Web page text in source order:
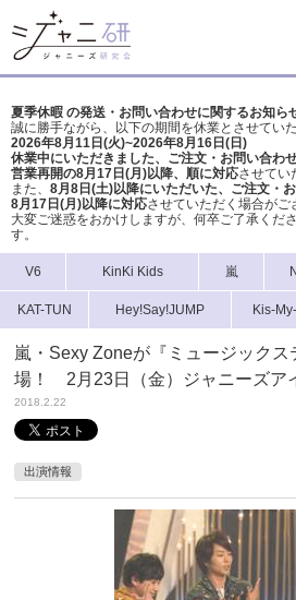
夏季休暇 の発送・お問い合わせに関するお知ら
誠に勝手ながら、以下の期間を休業とさせていた
2026年8月11日(火)~2026年8月16日(日)
休業中にいただきました、ご注文・お問い合わ
営業再開の8月17日(月)以降、順に対応させてい
また、 8月8日(土)以降にいただいた、ご注文・
8月17日(月)以降に対応させていただく場合がご
大変ご迷惑をおかけしますが、 何卒ご了承くだ
す。
V6 KinKi Kids 嵐
KAT-TUN Hey!Say!JUMP Kis-
嵐・Sexy Zoneが『ミュージックス
場！ 2月23日（金）ジャニーズア
2018.2.22
出演情報